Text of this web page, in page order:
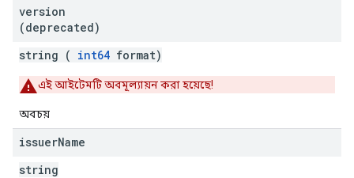
version
(deprecated)
string ( int64 format)
এই আইটেমটি অবমূল্যায়ন করা হয়েছে!
অবচয়
issuerName
string